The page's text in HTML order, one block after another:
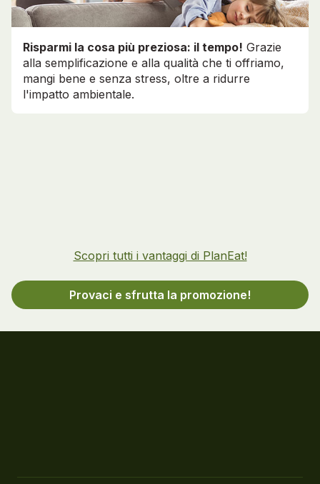
Risparmi la cosa più preziosa: il tempo! Grazie
alla semplificazione e alla qualità che ti offriamo,
mangi bene e senza stress, oltre a ridurre
l'impatto ambientale.
Scopri tutti i vantaggi di PlanEat!
Provaci e sfrutta la promozione!